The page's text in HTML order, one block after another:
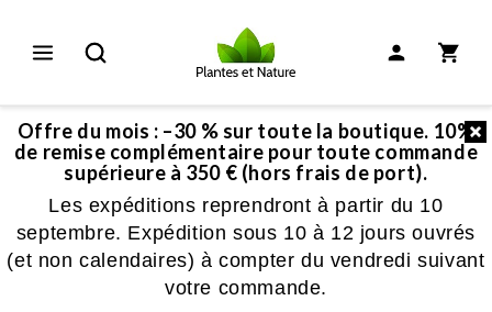
Offre du mois : –30 % sur toute la boutique. 10%
de remise complémentaire pour toute commande
supérieure à 350 € (hors frais de port).
Les expéditions reprendront à partir du 10
septembre. Expédition sous 10 à 12 jours ouvrés
(et non calendaires) à compter du vendredi suivant
votre commande.